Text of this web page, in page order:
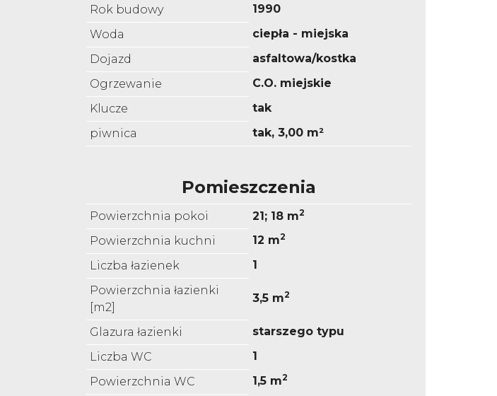
Rok budowy
1990
Woda
ciepła - miejska
Dojazd
asfaltowa/kostka
Ogrzewanie
C.O. miejskie
Klucze
tak
piwnica
tak, 3,00 m²
Pomieszczenia
Powierzchnia pokoi 21; 18 m2
Powierzchnia kuchni 12 m2
Liczba łazienek
1
Powierzchnia łazienki
[m2]
3,5 m2
Glazura łazienki
starszego typu
Liczba WC
1
Powierzchnia WC
1,5 m2